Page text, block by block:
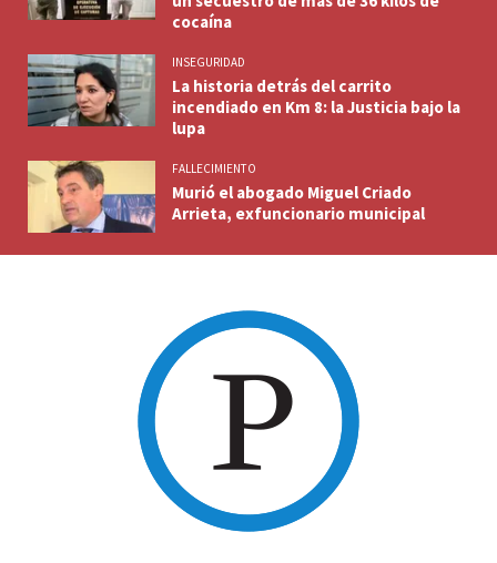
cocaína
INSEGURIDAD
La historia detrás del carrito
incendiado en Km 8: la Justicia bajo la
lupa
FALLECIMIENTO
Murió el abogado Miguel Criado
Arrieta, exfuncionario municipal